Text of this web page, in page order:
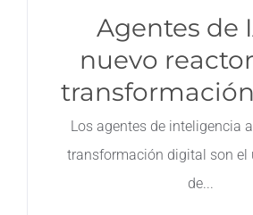
Agentes de
nuevo
Los agentes de inteligencia
transformación digital son el
de